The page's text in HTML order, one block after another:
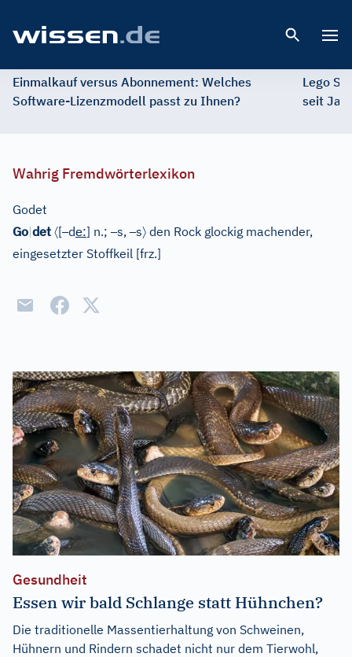
Einmalkauf versus Abonnement: Welches
Software-Lizenzmodell passt zu Ihnen?
Lego
seit
Wahrig Fremdwörterlexikon
Godet
Go|det 〈[–de:] n.;–s,–s〉 den Rock glockig machender,
eingesetzter Stoffkeil [frz.]
Gesundheit
Essen wir bald Schlange statt Hühnchen?
Die traditionelle Massentierhaltung von Schweinen,
Hühnern und Rindern schadet nicht nur dem Tierwohl,